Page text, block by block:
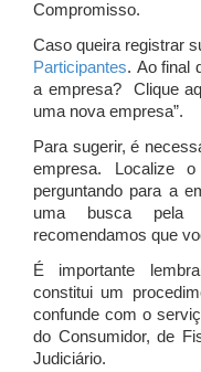
Compromisso.
Caso queira registrar
Participantes. Ao final
a empresa? Clique
uma nova empresa”.
Para sugerir, é
empresa. Localize
perguntando para a
uma busca pela
recomendamos que
É importante
constitui um
confunde com o
do Consumidor, de
Judiciário.